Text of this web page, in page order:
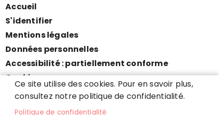
Menu
Pied
de
page
Accueil
S'identifier
Mentions légales
Données personnelles
Accessibilité : partiellement conforme
Cookies
Contact
Ce site utilise des cookies. Pour en savoir plus,
consultez notre politique de confidentialité.
Politique de confidentialité